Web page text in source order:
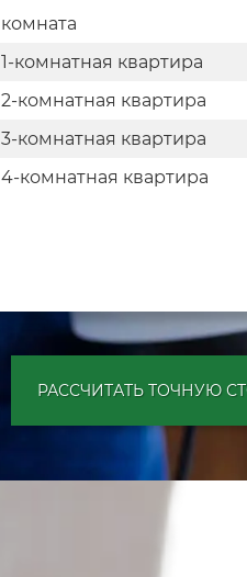
комната
1-комнатная квартира
2-комнатная квартира
3-комнатная квартира
4-комнатная квартира
РАССЧИТАТЬ ТОЧНУЮ